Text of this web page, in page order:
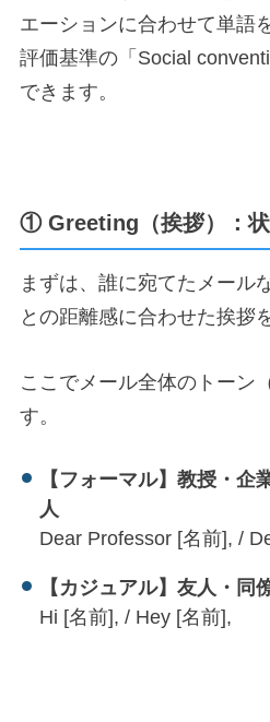
エーションに合わせて単語
評価基準の「Social
できます。
① Greeting（挨拶）：状
まずは、誰に宛てたメール
との距離感に合わせた挨拶
ここでメール全体のトーン
す。
【フォーマル】教授・企
人
Dear Professor [名前], /
【カジュアル】友人・同
Hi [名前], / Hey [名前],